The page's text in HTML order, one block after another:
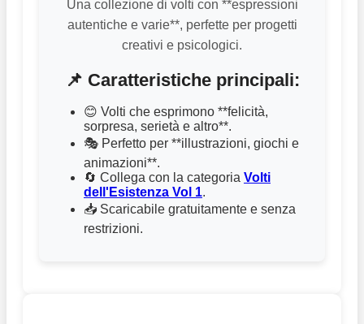
Una collezione di volti con **espressioni
autentiche e varie**, perfette per progetti
creativi e psicologici.
📌 Caratteristiche principali:
😊 Volti che esprimono **felicità,
sorpresa, serietà e altro**.
🎭 Perfetto per **illustrazioni, giochi e
animazioni**.
🔄 Collega con la categoria Volti
dell'Esistenza Vol 1.
📥 Scaricabile gratuitamente e senza
restrizioni.